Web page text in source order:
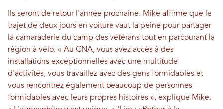
Ils seront de retour l'année prochaine. Mike affirme que le
trajet de deux jours en voiture vaut la peine pour partager
la camaraderie du camp des vétérans tout en parcourant la
région à vélo. « Au CNA, vous avez accès à des
installations exceptionnelles avec une multitude
d'activités, vous travaillez avec des gens formidables et
vous rencontrez également beaucoup de personnes
formidables avec leurs propres histoires », explique Mike.